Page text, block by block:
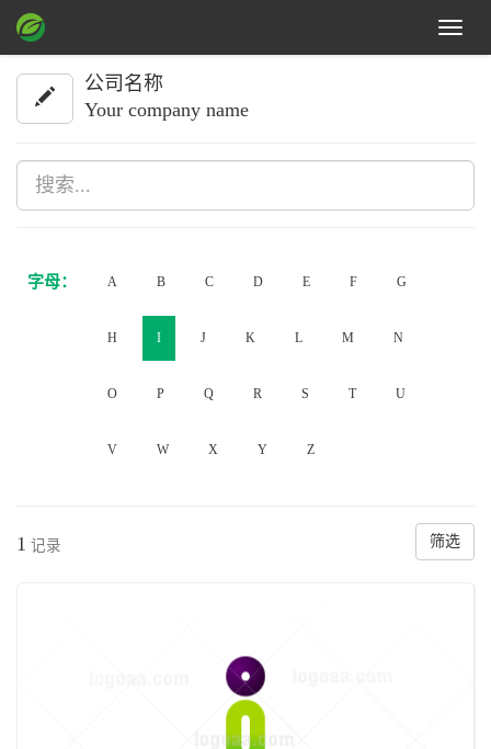
Toggle
公司名称
Your company name
字母： A B C D E F G
H I J K L M N
O P Q R S T U
V W X Y Z
1 记录 筛选